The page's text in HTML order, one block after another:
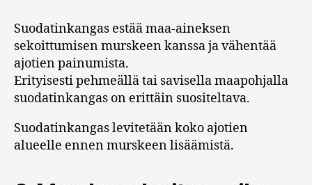
Suodatinkangas estää maa-aineksen
sekoittumisen murskeen kanssa ja vähentää
ajotien painumista.
Erityisesti pehmeällä tai savisella maapohjalla
suodatinkangas on erittäin suositeltava.
Suodatinkangas levitetään koko ajotien
alueelle ennen murskeen lisäämistä.